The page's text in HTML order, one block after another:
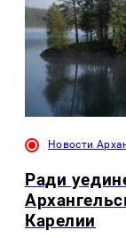
Новости
Ради
Карелии